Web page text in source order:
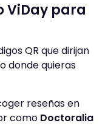
ViDay para
QR que dirijan
o donde quieras
reseñas en
como Doctoralia